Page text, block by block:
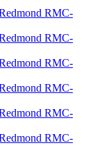
RMC-
RMC-
RMC-
RMC-
RMC-
RMC-